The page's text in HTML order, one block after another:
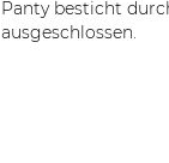
Panty besticht
ausgeschlossen.